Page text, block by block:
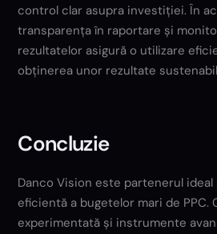
control clar asupra investiției. În
transparența în raportare și
rezultatelor asigură o utilizare
obținerea unor rezultate
Concluzie
Danco Vision este partenerul
eficientă a bugetelor mari de PPC.
experimentată și instrumente